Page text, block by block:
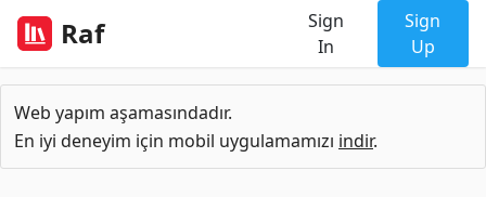
Raf
Sign
In
Sign
Up
Web yapım aşamasındadır.
En iyi deneyim için mobil uygulamamızı indir.